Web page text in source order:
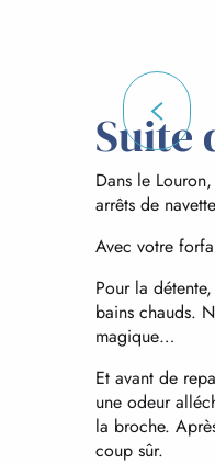
Suite
Dans le
arrêts de
Avec votre
Pour la
bains chauds.
magique…
Et avant de
une odeur
la broche.
coup sûr.